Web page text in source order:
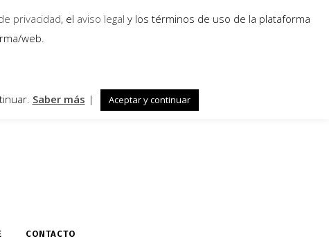
CONTACTO
privacidad, el aviso legal y los términos de uso de la plataforma
web.
Saber más | Aceptar y continuar